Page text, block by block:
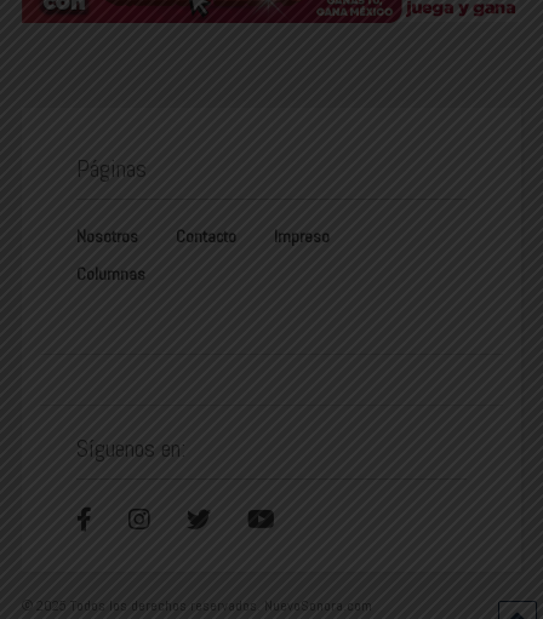
Páginas
Nosotros Contacto
Impreso
Columnas
Síguenos en:
© 2025 Todos los derechos reservados. NuevoSonora.com